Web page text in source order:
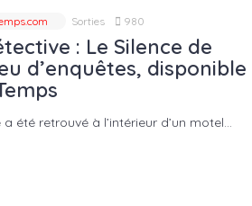
Sorties 980
: Le Silence de
d’enquêtes, disponible
été retrouvé à l’intérieur d’un motel…